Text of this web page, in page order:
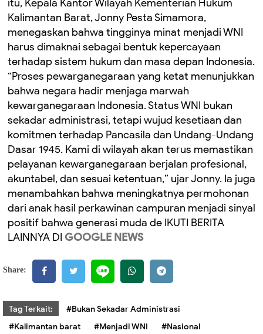
itu, Kepala Kantor Wilayah Kementerian Hukum
Kalimantan Barat, Jonny Pesta Simamora,
menegaskan bahwa tingginya minat menjadi WNI
harus dimaknai sebagai bentuk kepercayaan
terhadap sistem hukum dan masa depan Indonesia.
“Proses pewarganegaraan yang ketat menunjukkan
bahwa negara hadir menjaga marwah
kewarganegaraan Indonesia. Status WNI bukan
sekadar administrasi, tetapi wujud kesetiaan dan
komitmen terhadap Pancasila dan Undang-Undang
Dasar 1945. Kami di wilayah akan terus memastikan
pelayanan kewarganegaraan berjalan profesional,
akuntabel, dan sesuai ketentuan,” ujar Jonny. Ia juga
menambahkan bahwa meningkatnya permohonan
dari anak hasil perkawinan campuran menjadi sinyal
positif bahwa generasi muda de IKUTI BERITA
LAINNYA DI GOOGLE NEWS
Share:
Tag Terkait:
#Bukan Sekadar Administrasi
#Kalimantan barat
#Menjadi WNI
#Nasional